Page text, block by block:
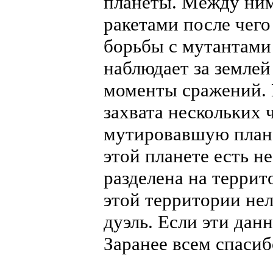
ракетами после
борьбы с
наблюдает за
моменты сражений.
захвата
мутировавшую
этой планете есть
разделена на
этой территории
дуэль. Если эти
Заранее всем